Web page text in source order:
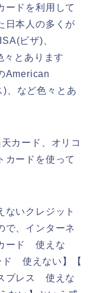
ードを利用して
日本人の多くが
ビザ)、
々とあります
American
、など色々とあ
カード、オリコ
カードを使って
ないクレジット
で、インターネ
ード 使えな
ド 使えない】【
プレス 使えな